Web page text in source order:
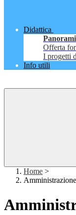
Didattica
Offerta
I progetti
Info utili
Home >